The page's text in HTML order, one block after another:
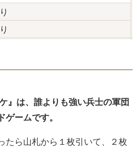
』は、誰よりも強い兵士の軍団
ゲームです。
たら山札から１枚引いて、２枚